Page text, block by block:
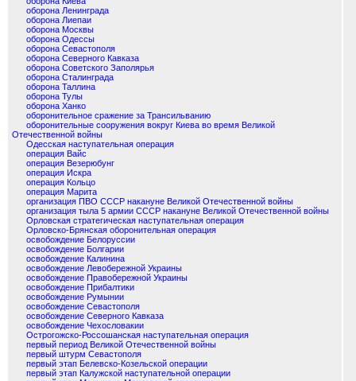
оборона Ленинграда
оборона Лиепаи
оборона Москвы
оборона Одессы
оборона Севастополя
оборона Северного Кавказа
оборона Советского Заполярья
оборона Сталинграда
оборона Таллина
оборона Тулы
оборона Ханко
оборонительное сражение за Трансильванию
оборонительные сооружения вокруг Киева во время Великой
Отечественной войны
Одесская наступательная операция
операция Вайс
операция Везерюбунг
операция Искра
операция Кольцо
операция Марита
организация ПВО СССР накануне Великой Отечественной войны
организация тыла 5 армии СССР накануне Великой Отечественной войны
Орловская стратегическая наступательная операция
Орловско-Брянская оборонительная операция
освобождение Белоруссии
освобождение Болгарии
освобождение Калинина
освобождение Левобережной Украины
освобождение Правобережной Украины
освобождение Прибалтики
освобождение Румынии
освобождение Севастополя
освобождение Северного Кавказа
освобождение Чехословакии
Острогожско-Россошанская наступательная операция
первый период Великой Отечественной войны
первый штурм Севастополя
первый этап Белевско-Козельской операции
первый этап Калужской наступательной операции